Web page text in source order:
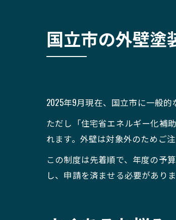
国立市の外壁塗
2025年9月現在、国立市に一般
ただし「住宅省エネルギー化補
れます。外壁は対象外のためご注
この制度は先着順で、年度の予
し、申請を済ませる必要がありま